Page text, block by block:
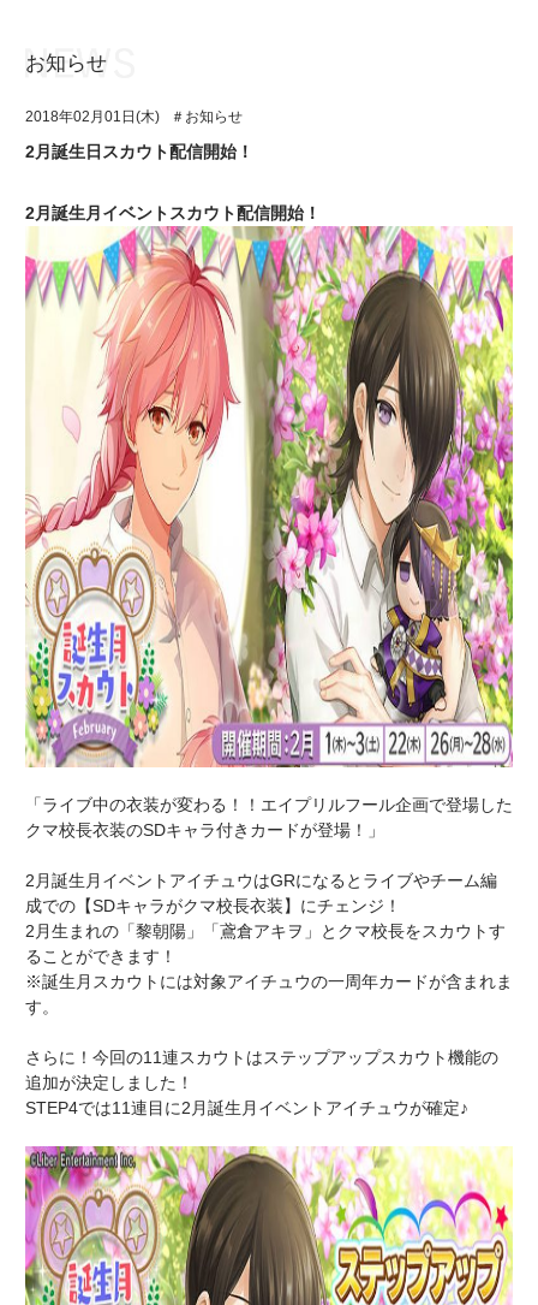
アプリゲーム
イベント・キャンペーン
ミュージック
グッズ・本
ギャラリー
ユニット&キャラクター
アプリゲーム
イベント・キャンペーン
ミュージック
グッズ・本
ギャラリー
お知らせ
2018年02月01日(木) ＃お知らせ
2月誕生日スカウト配信開始！
2月誕生月イベントスカウト配信開始！
「ライブ中の衣装が変わる！！エイプリルフール企画で登場した
クマ校長衣装のSDキャラ付きカードが登場！」
2月誕生月イベントアイチュウはGRになるとライブやチーム編
成での【SDキャラがクマ校長衣装】にチェンジ！
2月生まれの「黎朝陽」「鳶倉アキヲ」とクマ校長をスカウトす
ることができます！
※誕生月スカウトには対象アイチュウの一周年カードが含まれま
す。
さらに！今回の11連スカウトはステップアップスカウト機能の
追加が決定しました！
STEP4では11連目に2月誕生月イベントアイチュウが確定♪